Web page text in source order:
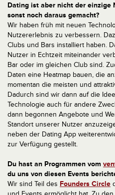
Dating ist aber nicht der einzige
sonst noch daraus gemacht?
Wir haben früh mit neuen
Nutzererlebnis zu verbessern.
Clubs und Bars installiert haben.
Nutzer in Echtzeit miteinander
Bar oder im gleichen Club sind.
Daten eine Heatmap bauen, die
momentan die meisten und
Dadurch sind wir dann auf die
Technologie auch für andere
dann begonnen Angebote und
Standort unserer Nutzer
neben der Dating App
zur Verfügung gestellt.
Du hast an Programmen vom
du uns von diesen Events
Wir sind Teil des Founders Circle